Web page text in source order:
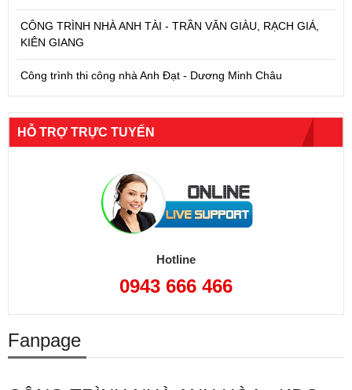
CÔNG TRÌNH NHÀ ANH TÀI - TRẦN VĂN GIÀU, RẠCH GIÁ,
KIÊN GIANG
Công trình thi công nhà Anh Đạt - Dương Minh Châu
HỖ TRỢ TRỰC TUYẾN
Hotline
0943 666 466
Fanpage